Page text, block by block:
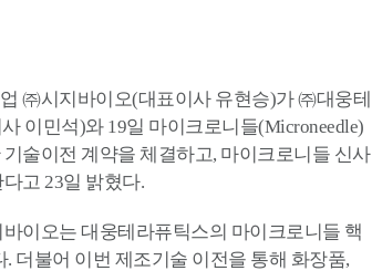
㈜시지바이오(대표이사 유현승)가 ㈜대웅테
이민석)와 19일 마이크로니들(Microneedle)
술이전 계약을 체결하고, 마이크로니들 신사
고 23일 밝혔다.
이오는 대웅테라퓨틱스의 마이크로니들 핵
더불어 이번 제조기술 이전을 통해 화장품,